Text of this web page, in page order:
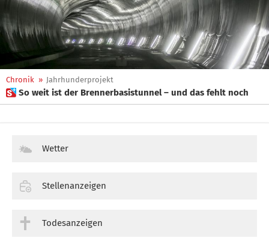
Chronik » Jahrhunderprojekt
 So weit ist der Brennerbasistunnel – und das fehlt noch
Wetter
Stellenanzeigen
Todesanzeigen